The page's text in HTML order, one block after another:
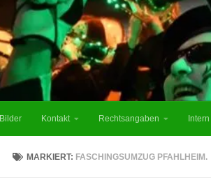
Bilder Kontakt Rechtsangaben Intern
MARKIERT: FASCHINGSUMZUG PFAHLHEIM.